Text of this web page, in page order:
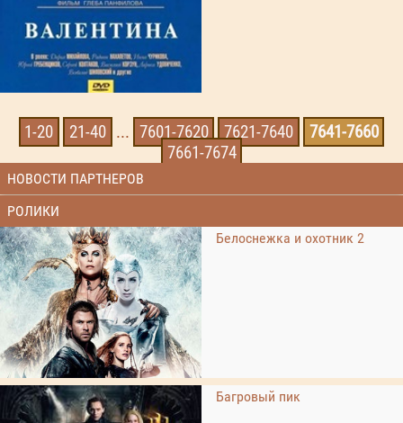
1-20 21-40 ... 7601-7620 7621-7640
7641-7660
7661-7674
НОВОСТИ ПАРТНЕРОВ
РОЛИКИ
Белоснежка и охотник 2
Багровый пик